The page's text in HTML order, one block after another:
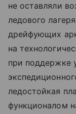
не оставляли
ледового
дрейфующих
на
при поддержке
ледостойкая
функционалом